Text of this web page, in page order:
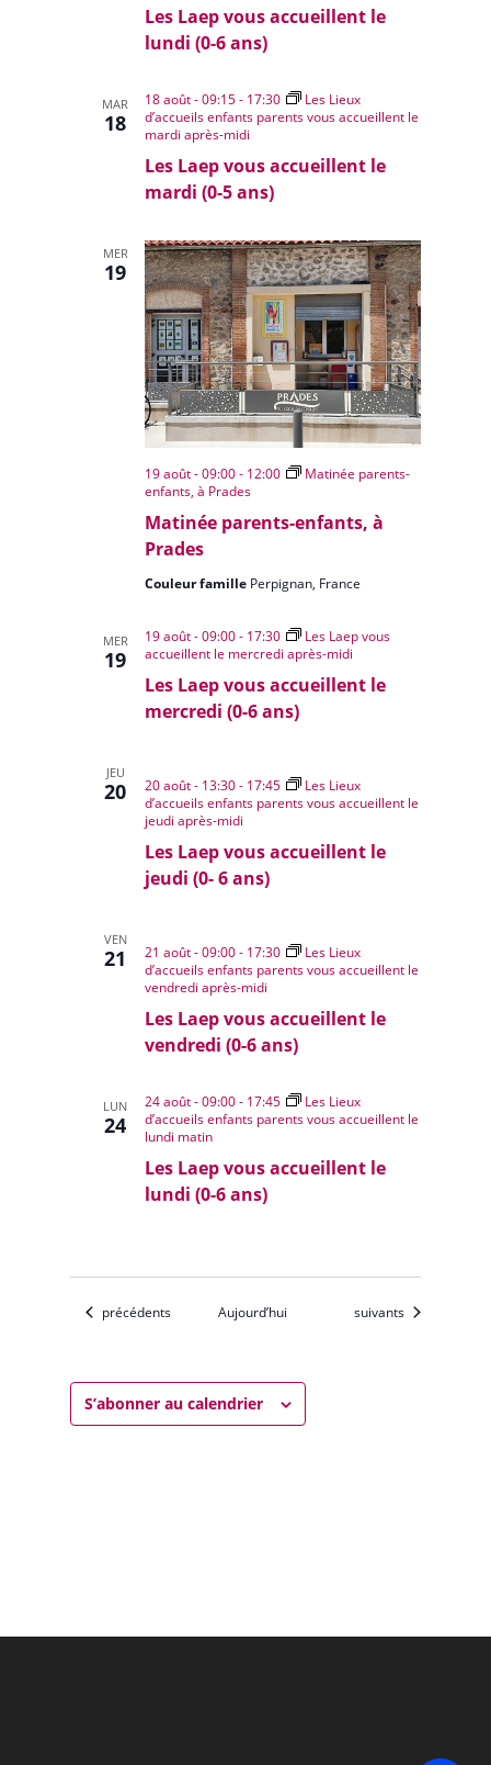
Les Laep vous accueillent le
lundi (0-6 ans)
MAR
18
Les Laep vous accueillent le
mardi (0-5 ans)
18 août - 09:15- 17:30
Les Lieux
d’accueils enfants parents vous accueillent le
mardi après-midi
MER
19
Matinée parents-enfants, à
Prades
19 août - 09:00- 12:00
Matinée parents-
enfants, à Prades
Couleur famille Perpignan, France
MER
19
Les Laep vous accueillent le
mercredi (0-6 ans)
19 août - 09:00- 17:30
Les Laep vous
accueillent le mercredi après-midi
JEU
20
Les Laep vous accueillent le
jeudi (0- 6 ans)
20 août - 13:30- 17:45
Les Lieux
d’accueils enfants parents vous accueillent le
jeudi après-midi
VEN
21
Les Laep vous accueillent le
vendredi (0-6 ans)
21 août - 09:00- 17:30
Les Lieux
d’accueils enfants parents vous accueillent le
vendredi après-midi
LUN
24
Les Laep vous accueillent le
lundi (0-6 ans)
24 août - 09:00- 17:45
Les Lieux
d’accueils enfants parents vous accueillent le
lundi matin
Évènements
précédents Aujourd’hui Évènements
suivants
S’abonner au calendrier